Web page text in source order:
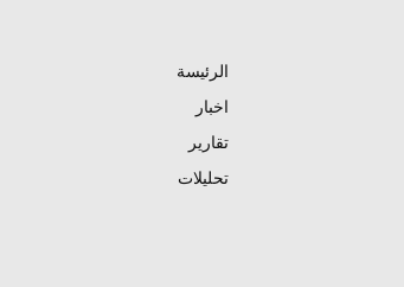
الرئيسة
اخبار
تقارير
تحليلات